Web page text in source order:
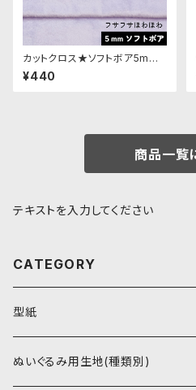
カットクロス★ソフトボア5mm
(ミルキーラベンダー)LB005 ボ
ア生地 50cm × 45cm
¥440
商品一覧
テキストを入力してください
CATEGORY
型紙
書籍（紙の本）
ぬいぐるみ用生地(種類別)